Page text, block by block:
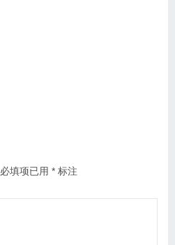
必填项已用 * 标注